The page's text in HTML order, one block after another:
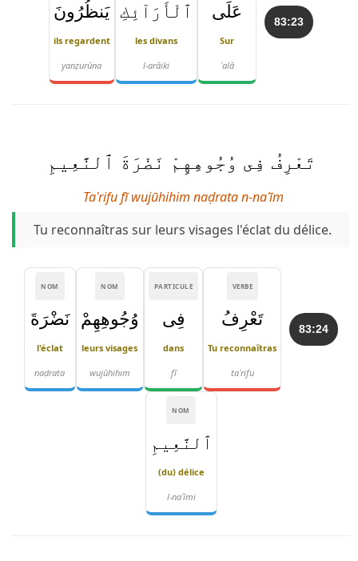
83:23 عَلَى
Sur
ʿalā
ٱلْأَرَآئِكِ
les divans
l-arāiki
يَنظُرُونَ
ils regardent
yanẓurūna
تَعْرِفُ فِى وُجُوهِهِمْ نَضْرَةَ ٱلنَّعِيمِ
Taʿrifu fī wujūhihim naḍrata n-naʿīm
Tu reconnaîtras sur leurs visages l'éclat du délice.
83:24
VERBE
تَعْرِفُ
Tu reconnaîtras
taʿrifu
PARTICULE
فِى
dans
fī
NOM
وُجُوهِهِمْ
leurs visages
wujūhihim
NOM
نَضْرَةَ
l'éclat
naḍrata
NOM
ٱلنَّعِيمِ
(du) délice
l-naʿīmi